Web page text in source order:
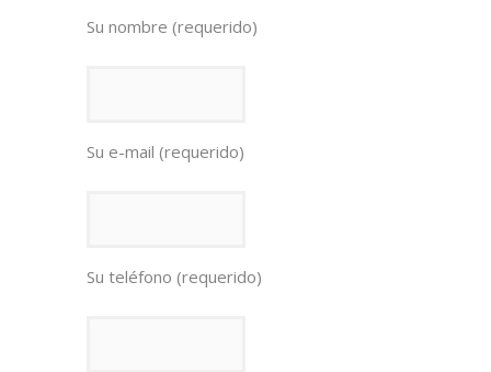
Su nombre (requerido)
Su e-mail (requerido)
Su teléfono (requerido)